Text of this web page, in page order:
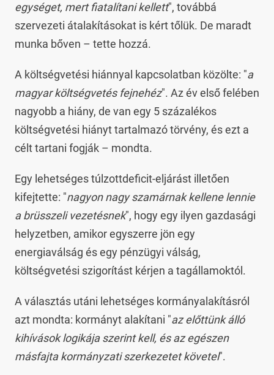
egységet, mert fiatalítani kellett", továbbá
szervezeti átalakításokat is kért tőlük. De maradt
munka bőven – tette hozzá.
A költségvetési hiánnyal kapcsolatban közölte: "a
magyar költségvetés fejnehéz". Az év első felében
nagyobb a hiány, de van egy 5 százalékos
költségvetési hiányt tartalmazó törvény, és ezt a
célt tartani fogják – mondta.
Egy lehetséges túlzottdeficit-eljárást illetően
kifejtette: "nagyon nagy szamárnak kellene lennie
a brüsszeli vezetésnek", hogy egy ilyen gazdasági
helyzetben, amikor egyszerre jön egy
energiaválság és egy pénzügyi válság,
költségvetési szigorítást kérjen a tagállamoktól.
A választás utáni lehetséges kormányalakításról
azt mondta: kormányt alakítani "az előttünk álló
kihívások logikája szerint kell, és az egészen
másfajta kormányzati szerkezetet követel".